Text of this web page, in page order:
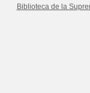
Biblioteca de la